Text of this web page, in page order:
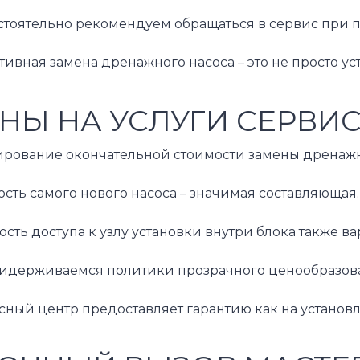
рекомендуем обращаться в сервис при
замена дренажного насоса – это не просто
НА УСЛУГИ
окончательной стоимости замены
самого нового насоса – значимая
доступа к узлу установки внутри блока также
политики прозрачного
центр предоставляет гарантию как на